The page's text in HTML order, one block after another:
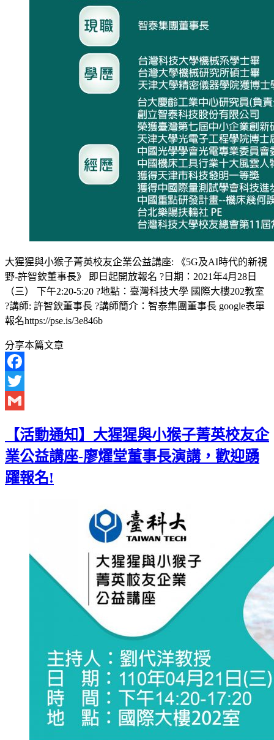
大猩猩與小猴子菁英校友企業公益講座: 《5G及AI時代的新視
野-許智欽董事長》 即日起開放報名 ?日期：2021年4月28日
（三） 下午2:20-5:20 ?地點：臺灣科技大學 國際大樓202教室
?講師: 許智欽董事長 ?講師簡介：智泰集團董事長 google表單
報名https://pse.is/3e846b
分享本篇文章
Facebook
Twitter
【活動通知】大猩猩與小猴子菁英校友企
業公益講座-廖燿堂董事長演講，歡迎踴
躍報名!